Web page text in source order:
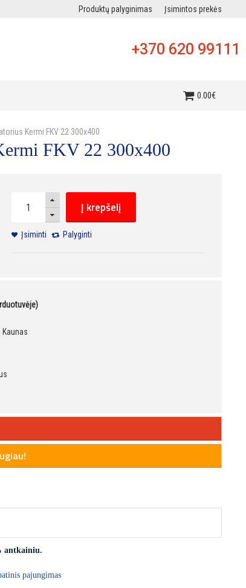
Produktų palyginimas Įsimintos prekės
+370 620 99111
0.00€
Kermi FKV 22 300x400
FKV 22 300x400
Į krepšelį
Įsiminti Palyginti
antkainiu.
pajungimas